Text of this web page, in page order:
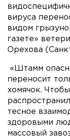
вируса
видом
газете»
Орехова
«Штамм
переносит
хомячок.
тесное
здоровыми
массовый